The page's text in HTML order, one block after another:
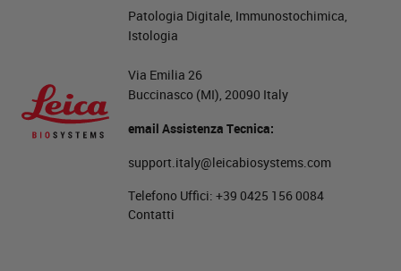
Patologia Digitale, Immunostochimica,
Istologia
Via Emilia 26
Buccinasco (MI), 20090 Italy
email Assistenza Tecnica:
support.italy@leicabiosystems.com
Telefono Uffici: +39 0425 156 0084
Contatti